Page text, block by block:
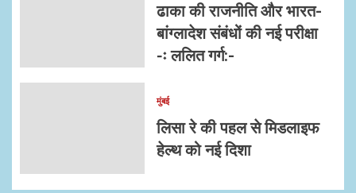
ढाका की राजनीति और भारत-
बांग्लादेश संबंधों की नई परीक्षा
-ः ललित गर्ग:-
मुंबई
लिसा रे की पहल से मिडलाइफ
हेल्थ को नई दिशा